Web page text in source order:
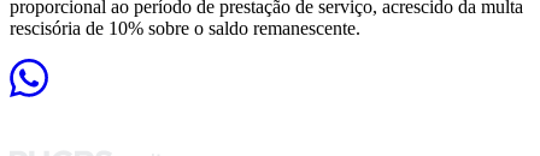
proporcional ao período de prestação de serviço, acrescido da multa
rescisória de 10% sobre o saldo remanescente.